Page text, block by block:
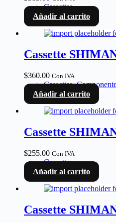
Cassettes
Añadir al carrito
Cassette
$360.00 Con IVA
Cassettes,
Añadir al carrito
Cassette
$255.00 Con IVA
Cassettes
Añadir al carrito
Cassette